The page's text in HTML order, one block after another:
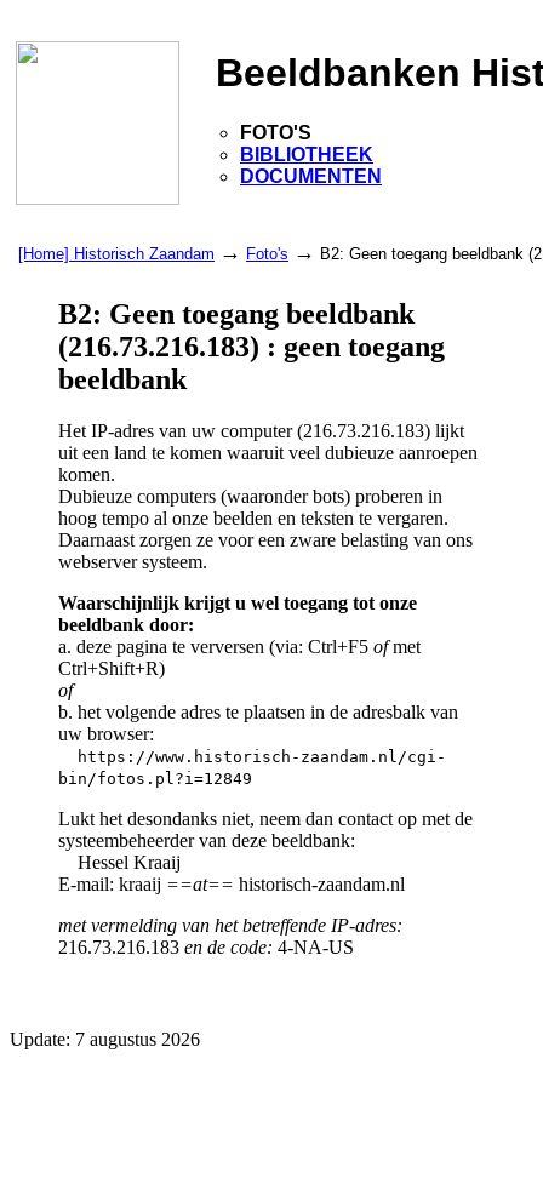
Beeldbanken
FOTO'S
BIBLIOTHEEK
DOCUMENTEN
[Home] Historisch Zaandam → Foto's → B2: Geen toegang beeldbank
B2: Geen toegang beeldbank
(216.73.216.183) : geen toegang
beeldbank
Het IP-adres van uw computer (216.73.216.183) lijkt
uit een land te komen waaruit veel dubieuze aanroepen
komen.
Dubieuze computers (waaronder bots) proberen in
hoog tempo al onze beelden en teksten te vergaren.
Daarnaast zorgen ze voor een zware belasting van ons
webserver systeem.
Waarschijnlijk krijgt u wel toegang tot onze
beeldbank door:
a. deze pagina te verversen (via: Ctrl+F5 ofmet
Ctrl+Shift+R)
of
b. het volgende adres te plaatsen in de adresbalk van
uw browser:
https://www.historisch-zaandam.nl/cgi-
bin/fotos.pl?i=12849
Lukt het desondanks niet, neem dan contact op met de
systeembeheerder van deze beeldbank:
Hessel Kraaij
E-mail: kraaij ==at== historisch-zaandam.nl
met vermelding van het betreffende IP-adres:
216.73.216.183 en de code: 4-NA-US
Update: 7 augustus 2026